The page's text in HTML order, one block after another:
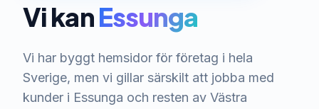
Vi kanEssunga
Vi har byggt hemsidor för företag i hela
Sverige, men vi gillar särskilt att jobba med
kunder i Essunga och resten av Västra